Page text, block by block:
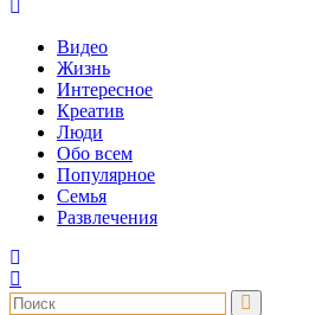
Видео
Жизнь
Интересное
Креатив
Люди
Обо всем
Популярное
Семья
Развлечения